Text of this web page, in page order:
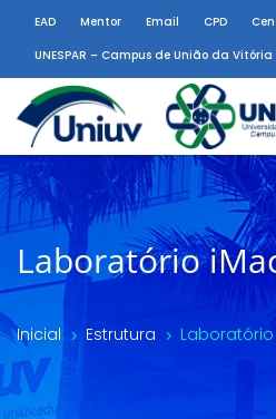
EAD Mentor Email CPD
UNESPAR – Campus de União da Vitória
Laboratório
Inicial 5 Estrutura 5